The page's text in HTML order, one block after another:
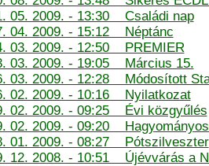
05. 2009. - 13:30 Családi nap
04. 2009. - 15:12 Néptánc
03. 2009. - 12:50 PREMIER
03. 2009. - 19:05 Március 15.
03. 2009. - 12:28 Módosított
02. 2009. - 10:16 Nyilatkozat
02. 2009. - 09:25 Évi közgyűlés
02. 2009. - 09:20
01. 2009. - 08:27 Pótszilveszter
12. 2008. - 10:51 Újévvárás a